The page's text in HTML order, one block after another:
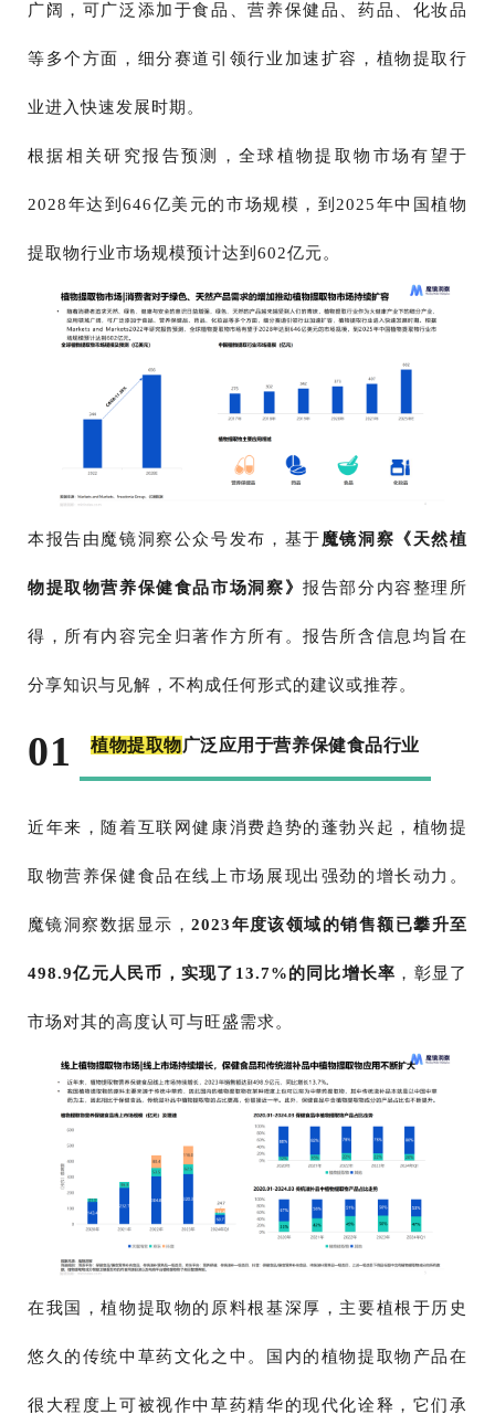
广阔，可广泛添加于食品、营养保健品、药品、化妆品
等多个方面，细分赛道引领行业加速扩容，植物提取行
业进入快速发展时期。
根据相关研究报告预测，全球植物提取物市场有望于
2028年达到646亿美元的市场规模，到2025年中国植物
提取物行业市场规模预计达到602亿元。
本报告由魔镜洞察公众号发布，基于魔镜洞察《天然植
物提取物营养保健食品市场洞察》报告部分内容整理所
得，所有内容完全归著作方所有。报告所含信息均旨在
分享知识与见解，不构成任何形式的建议或推荐。
01 植物提取物广泛应用于营养保健食品行业
近年来，随着互联网健康消费趋势的蓬勃兴起，植物提
取物营养保健食品在线上市场展现出强劲的增长动力。
魔镜洞察数据显示，2023年度该领域的销售额已攀升至
498.9亿元人民币，实现了13.7%的同比增长率 ，彰显了
市场对其的高度认可与旺盛需求。
在我国，植物提取物的原料根基深厚，主要植根于历史
悠久的传统中草药文化之中。国内的植物提取物产品在
很大程度上可被视作中草药精华的现代化诠释，它们承